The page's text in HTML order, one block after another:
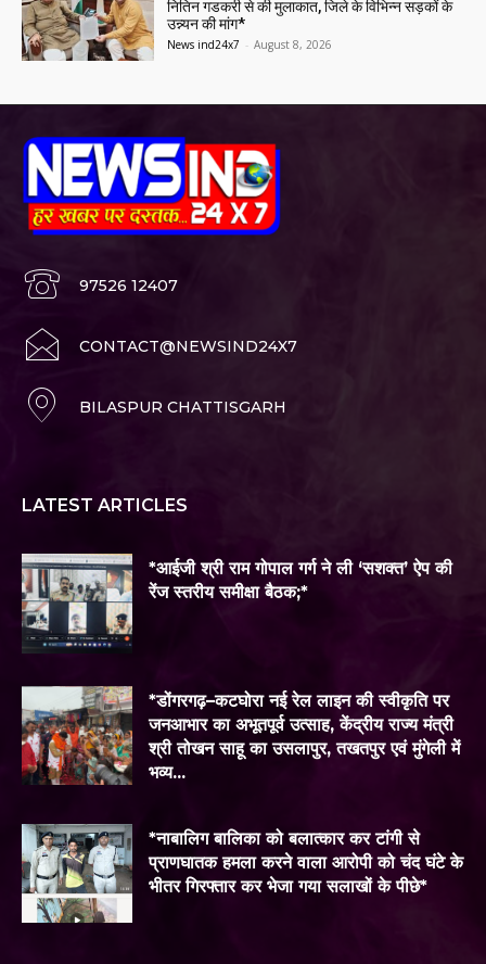
नितिन गडकरी से की मुलाकात, जिले के विभिन्न सड़कों के
उन्न्यन की मांग*
News ind24x7 - August 8, 2026
97526 12407
CONTACT@NEWSIND24X7
BILASPUR CHATTISGARH
LATEST ARTICLES
*आईजी श्री राम गोपाल गर्ग ने ली ‘सशक्त’ ऐप की
रेंज स्तरीय समीक्षा बैठक;*
*डोंगरगढ़–कटघोरा नई रेल लाइन की स्वीकृति पर
जनआभार का अभूतपूर्व उत्साह, केंद्रीय राज्य मंत्री
श्री तोखन साहू का उसलापुर, तखतपुर एवं मुंगेली में
भव्य...
*नाबालिग बालिका को बलात्कार कर टांगी से
प्राणघातक हमला करने वाला आरोपी को चंद घंटे के
भीतर गिरफ्तार कर भेजा गया सलाखों के पीछे*